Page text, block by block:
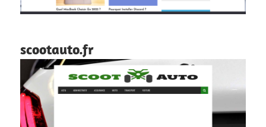
scootauto.fr